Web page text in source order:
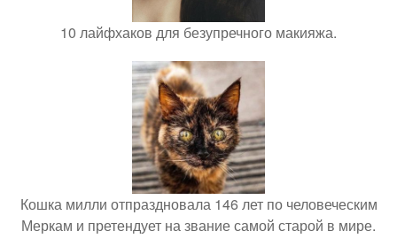
10 лайфхаков для безупречного макияжа.
Кошка милли отпраздновала 146 лет по человеческим
Меркам и претендует на звание самой старой в мире.